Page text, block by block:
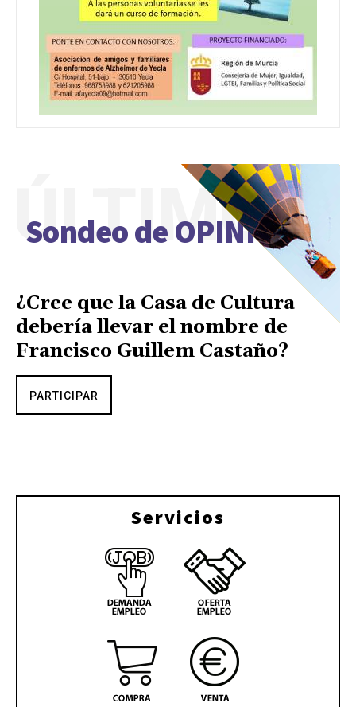
Sondeo de OPINIÓN
ÚLTIMO
¿Cree que la Casa de Cultura
debería llevar el nombre de
Francisco Guillem Castaño?
PARTICIPAR
Servicios